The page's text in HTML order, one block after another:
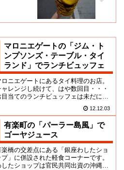
マロニエゲートの「ジム・ト
ンプソンズ・テーブル・タイ
ランド」でランチビュッフェ
ロニエゲートにあるタイ料理のお店。
ャレンジし続けて、はや数回目・・・
目当てのランチビュッフェは未だに人
よね。やっと入ることが出来... 12.12.03
有楽町の「パーラー島風」で
ゴーヤジュース
楽橋の交差点にある「銀座わしたショ
プ」に併設された軽食コーナーです。
したショップは官民共同出資の沖縄県